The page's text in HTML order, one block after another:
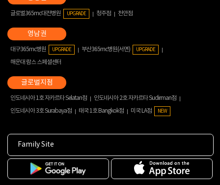
글로벌365mc대전병원 UPGRADE 청주점 천안점
대구365mc병원 UPGRADE 부산365mc병원(서면) UPGRADE
해운대 람스 스페셜센터
인도네시아 1호 자카르타 Selatan점
인도네시아 2호 자카르타 Sudirman점
인도네시아 3호 Surabaya점
태국 1호 Bangkok점 미국 LA점 NEW
Family Site